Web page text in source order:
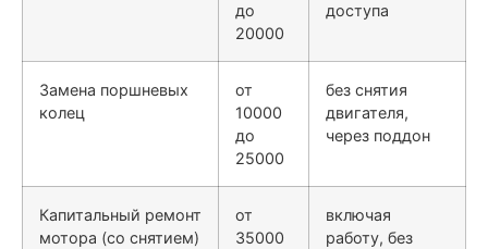
до
20000
доступа
Замена поршневых
колец
от
10000
до
25000
без снятия
двигателя,
через поддон
Капитальный ремонт
мотора (со снятием)
от
35000
включая
работу, без